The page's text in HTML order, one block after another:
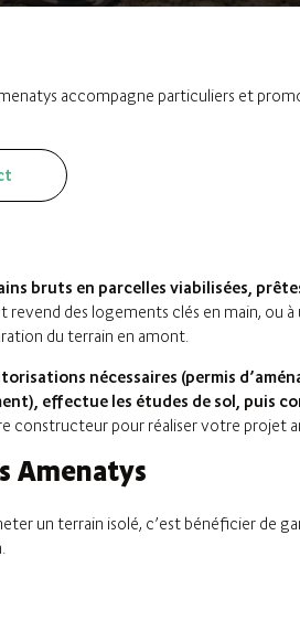
accompagne particuliers et
bruts en parcelles viabilisées,
des logements clés en main, ou
du terrain en amont.
nécessaires (permis
effectue les études de sol, puis
constructeur pour réaliser votre projet
Amenatys
un terrain isolé, c’est bénéficier de